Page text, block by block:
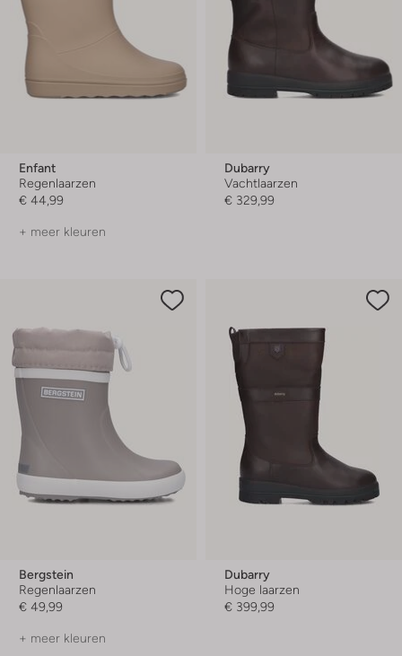
Enfant
Regenlaarzen
€ 44,99
+ meer kleuren
Dubarry
Vachtlaarzen
€ 329,99
Bergstein
Regenlaarzen
€ 49,99
+ meer kleuren
Dubarry
Hoge laarzen
€ 399,99